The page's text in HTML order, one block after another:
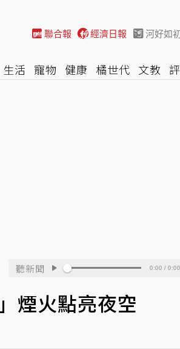
聯合報 經濟日報 河好如
生活 寵物 健康 橘世代 文教
聽新聞 0:00 / 0:00
煙火點亮夜空